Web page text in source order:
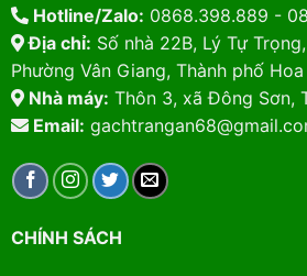
Hotline/Zalo: 0868.398.889 -
Địa chỉ: Số nhà 22B, Lý Tự
Phường Vân Giang, Thành phố
Nhà máy: Thôn 3, xã Đông Sơn,
Email:
CHÍNH SÁCH